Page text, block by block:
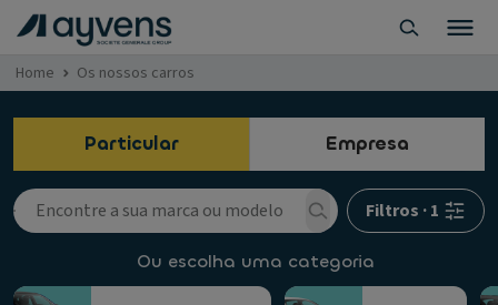
Home Os nossos carros
Particular Empresa
Filtros ·1
Ou escolha uma categoria